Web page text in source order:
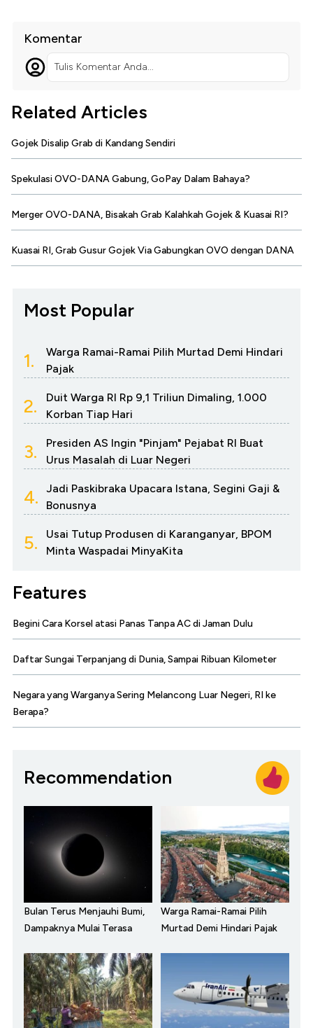
Komentar
Tulis Komentar Anda...
Related Articles
Gojek Disalip Grab di Kandang Sendiri
Spekulasi OVO-DANA Gabung, GoPay Dalam Bahaya?
Merger OVO-DANA, Bisakah Grab Kalahkah Gojek & Kuasai RI?
Kuasai RI, Grab Gusur Gojek Via Gabungkan OVO dengan DANA
Most Popular
1.
Warga Ramai-Ramai Pilih Murtad Demi Hindari
Pajak
2.
Duit Warga RI Rp 9,1 Triliun Dimaling, 1.000
Korban Tiap Hari
3.
Presiden AS Ingin "Pinjam" Pejabat RI Buat
Urus Masalah di Luar Negeri
4.
Jadi Paskibraka Upacara Istana, Segini Gaji &
Bonusnya
5.
Usai Tutup Produsen di Karanganyar, BPOM
Minta Waspadai MinyaKita
Features
Begini Cara Korsel atasi Panas Tanpa AC di Jaman Dulu
Daftar Sungai Terpanjang di Dunia, Sampai Ribuan Kilometer
Negara yang Warganya Sering Melancong Luar Negeri, RI ke
Berapa?
Recommendation
Bulan Terus Menjauhi Bumi,
Dampaknya Mulai Terasa
Warga Ramai-Ramai Pilih
Murtad Demi Hindari Pajak